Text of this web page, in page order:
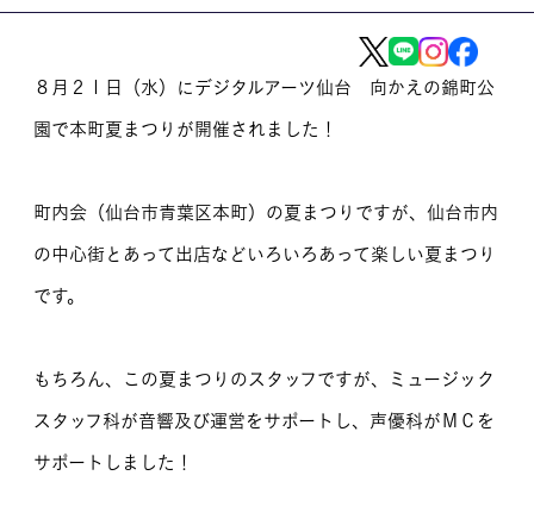
学びの環境
MOVIE
留学生のみなさま
保護者のみなさま
企業のみなさま
資料請求
お問い合わせ
交通アクセス
８月２１日（水）にデジタルアーツ仙台 向かえの錦町公
園で本町夏まつりが開催されました！
町内会（仙台市青葉区本町）の夏まつりですが、仙台市内
の中心街とあって出店などいろいろあって楽しい夏まつり
です。
もちろん、この夏まつりのスタッフですが、ミュージック
スタッフ科が音響及び運営をサポートし、声優科がＭＣを
サポートしました！